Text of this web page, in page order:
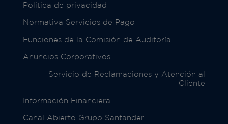
Política de privacidad
Normativa Servicios de Pago
Funciones de la Comisión de Auditoría
Anuncios Corporativos
Servicio de Reclamaciones y Atención al
Cliente
Información Financiera
Canal Abierto Grupo Santander